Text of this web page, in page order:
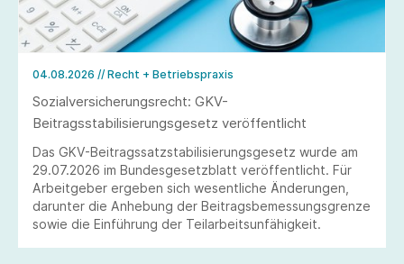
04.08.2026 // Recht + Betriebspraxis
Sozialversicherungsrecht: GKV-
Beitragsstabilisierungsgesetz veröffentlicht
Das GKV-Beitragssatzstabilisierungsgesetz wurde am
29.07.2026 im Bundesgesetzblatt veröffentlicht. Für
Arbeitgeber ergeben sich wesentliche Änderungen,
darunter die Anhebung der Beitragsbemessungsgrenze
sowie die Einführung der Teilarbeitsunfähigkeit.